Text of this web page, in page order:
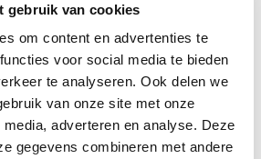
gebruik van cookies
om content en advertenties te
voor social media te bieden
te analyseren. Ook delen we
van onze site met onze
adverteren en analyse. Deze
gegevens combineren met andere
gezin in Dordrecht:
is voor deze leuke tiener
aandacht en
vind